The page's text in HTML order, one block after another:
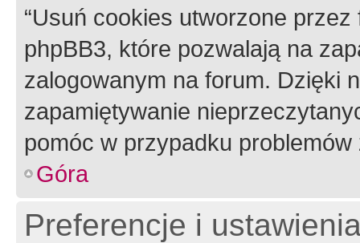
“Usuń cookies utworzone
phpBB3, które pozwalają na
zalogowanym na forum. Dzięki
zapamiętywanie
pomóc w przypadku
Góra
Preferencje i